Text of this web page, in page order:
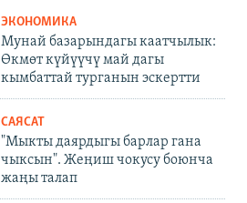
ЭКОНОМИКА
Мунай базарындагы каатчылык:
Өкмөт күйүүчү май дагы
кымбаттай турганын эскертти
САЯСАТ
"Мыкты даярдыгы барлар гана
чыксын". Жеңиш чокусу боюнча
жаңы талап